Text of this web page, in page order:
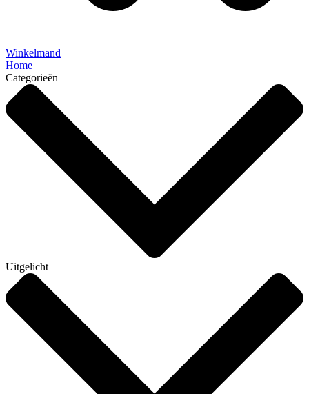
Winkelmand
Home
Categorieën
Uitgelicht